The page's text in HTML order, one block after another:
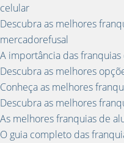
celular
Descubra as melhores
mercadorefusal
A importância das
Descubra as melhores
Conheça as melhores
Descubra as melhores
As melhores franquias de
O guia completo das